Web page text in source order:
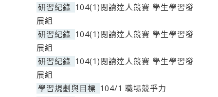
研習紀錄 104(1)閱讀達人競賽 學生學習發
展組
研習紀錄 104(1)閱讀達人競賽 學生學習發
展組
研習紀錄 104(1)閱讀達人競賽 學生學習發
展組
學習規劃與目標 104/1 職場競爭力